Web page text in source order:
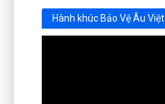
Hành khúc Bảo Vệ Âu Việt